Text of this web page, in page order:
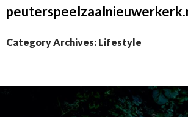
TO
CONTENT
Category Archives: Lifestyle